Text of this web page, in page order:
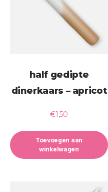
half gedipte
dinerkaars – apricot
€1,50
Toevoegen aan
winkelwagen